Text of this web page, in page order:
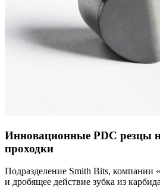
Инновационные PDC резцы
проходки
Подразделение Smith Bits, компании
и дробящее действие зубка из